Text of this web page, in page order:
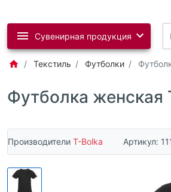
Сувенирная продукция
Текстиль Футболки
Футболка женская
Производители T-Bolka Артикул: